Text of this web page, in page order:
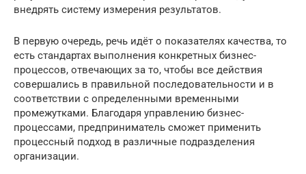
внедрять систему измерения результатов.
В первую очередь, речь идёт о показателях качества, то
есть стандартах выполнения конкретных бизнес-
процессов, отвечающих за то, чтобы все действия
совершались в правильной последовательности и в
соответствии с определенными временными
промежутками. Благодаря управлению бизнес-
процессами, предприниматель сможет применить
процессный подход в различные подразделения
организации.